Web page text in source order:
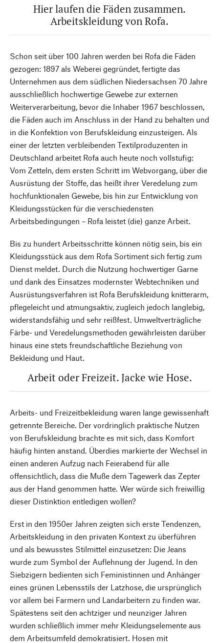
Hier laufen die Fäden zusammen.
Arbeitskleidung von Rofa.
Schon seit über 100 Jahren werden bei Rofa die Fäden
gezogen: 1897 als Weberei gegründet, fertigte das
Unternehmen aus dem südlichen Niedersachsen 70 Jahre
ausschließlich hochwertige Gewebe zur externen
Weiterverarbeitung, bevor die Inhaber 1967 beschlossen,
die Fäden auch im Anschluss in der Hand zu behalten und
in die Konfektion von Berufskleidung einzusteigen. Als
einer der letzten verbleibenden Textilproduzenten in
Deutschland arbeitet Rofa auch heute noch vollstufig:
Vom Zetteln, dem ersten Schritt im Webvorgang, über die
Ausrüstung der Stoffe, das heißt ihrer Veredelung zum
hochfunktionalen Gewebe, bis hin zur Entwicklung von
Kleidungsstücken für die verschiedensten
Arbeitsbedingungen – Rofa leistet (die) ganze Arbeit.
Bis zu hundert Arbeitsschritte können nötig sein, bis ein
Kleidungsstück aus dem Rofa Sortiment sich fertig zum
Dienst meldet. Durch die Nutzung hochwertiger Garne
und dank des Einsatzes modernster Webtechniken und
Ausrüstungsverfahren ist Rofa Berufskleidung knitterarm,
pflegeleicht und atmungsaktiv, zugleich jedoch langlebig,
widerstandsfähig und sehr reißfest. Umweltverträgliche
Färbe- und Veredelungsmethoden gewährleisten darüber
hinaus eine stets freundschaftliche Beziehung von
Bekleidung und Haut.
Arbeit oder Freizeit. Jacke wie Hose.
Arbeits- und Freizeitbekleidung waren lange gewissenhaft
getrennte Bereiche. Der vordringlich praktische Nutzen
von Berufskleidung brachte es mit sich, dass Komfort
häufig hinten anstand. Überdies markierte der Wechsel in
einen anderen Aufzug nach Feierabend für alle
offensichtlich, dass die Muße dem Tagewerk das Zepter
aus der Hand genommen hatte. Wer würde sich freiwillig
dieser Distinktion entledigen wollen?
Erst in den 1950er Jahren zeigten sich erste Tendenzen,
Arbeitskleidung in den privaten Kontext zu überführen
und als bewusstes Stilmittel einzusetzen: Die Jeans
wurde zum Symbol der Auflehnung der Jugend. In den
Siebzigern bedienten sich Feministinnen und Anhänger
eines grünen Lebensstils der Latzhose, die ursprünglich
vor allem bei Farmern und Landarbeitern zu finden war.
Spätestens seit den achtziger und neunziger Jahren
wurden schließlich immer mehr Kleidungselemente aus
dem Arbeitsumfeld demokratisiert. Hosen mit